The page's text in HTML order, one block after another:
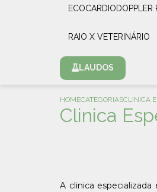
ECOCARDIODOPPLER
RAIO X VETERINÁRIO
LAUDOS
HOMECATEGORIASCLINICA
Clinica
A clinica